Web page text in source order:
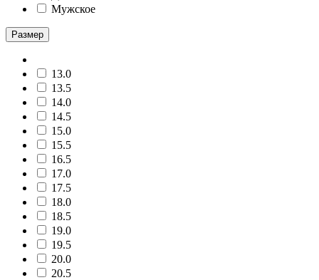
Мужское
Размер
13.0
13.5
14.0
14.5
15.0
15.5
16.5
17.0
17.5
18.0
18.5
19.0
19.5
20.0
20.5